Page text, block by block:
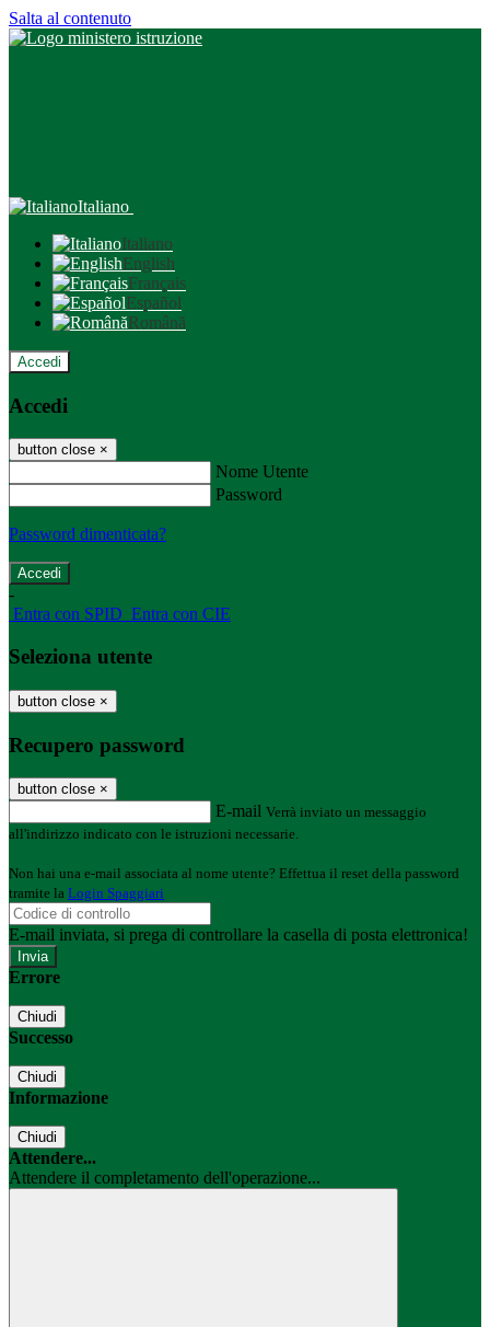
Salta al contenuto
Italiano
Italiano
English
Français
Español
Română
Accedi
Accedi
button close ×
Nome Utente
Password
Password dimenticata?
-
Entra con SPID Entra con CIE
Seleziona utente
button close ×
Recupero password
button close ×
E-mail Verrà inviato un messaggio
all'indirizzo indicato con le istruzioni necessarie.
Non hai una e-mail associata al nome utente? Effettua il reset della password
tramite la Login Spaggiari
E-mail inviata, si prega di controllare la casella di posta elettronica!
Errore
Chiudi
Successo
Chiudi
Informazione
Chiudi
Attendere...
Attendere il completamento dell'operazione...